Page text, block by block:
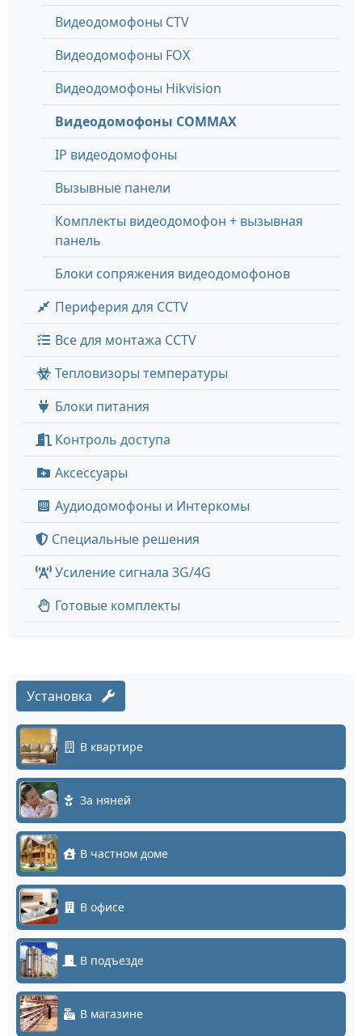
Видеодомофоны CTV
Видеодомофоны FOX
Видеодомофоны Hikvision
Видеодомофоны COMMAX
IP видеодомофоны
Вызывные панели
Комплекты видеодомофон + вызывная
панель
Блоки сопряжения видеодомофонов
Периферия для CCTV
Все для монтажа CCTV
Тепловизоры температуры
Блоки питания
Контроль доступа
Аксессуары
Аудиодомофоны и Интеркомы
Специальные решения
Усиление сигнала 3G/4G
Готовые комплекты
Установка
В квартире
За няней
В частном доме
В офисе
В подъезде
В магазине